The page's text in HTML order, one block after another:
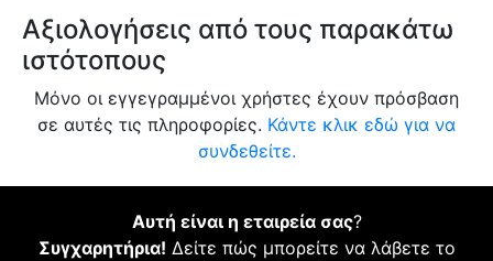
Αξιολογήσεις από τους παρακάτω
ιστότοπους
Μόνο οι εγγεγραμμένοι χρήστες έχουν πρόσβαση
σε αυτές τις πληροφορίες. Κάντε κλικ εδώ για να
συνδεθείτε.
Αυτή είναι η εταιρεία σας?
Συγχαρητήρια! Δείτε πώς μπορείτε να λάβετε το